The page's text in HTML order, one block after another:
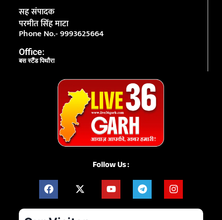
सह संपादक
परमीत सिंह माटा
Phone No.- 9993625664
Office:
बस स्टैंड पिथौरा
Follow Us :